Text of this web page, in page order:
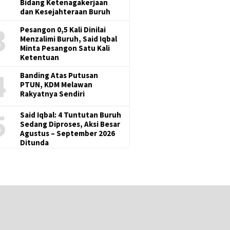
Bidang Ketenagakerjaan
dan Kesejahteraan Buruh
Pesangon 0,5 Kali Dinilai
Menzalimi Buruh, Said Iqbal
Minta Pesangon Satu Kali
Ketentuan
Banding Atas Putusan
PTUN, KDM Melawan
Rakyatnya Sendiri
Said Iqbal: 4 Tuntutan Buruh
Sedang Diproses, Aksi Besar
Agustus – September 2026
Ditunda